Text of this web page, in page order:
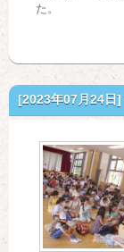
た。
[2023年07月24日]